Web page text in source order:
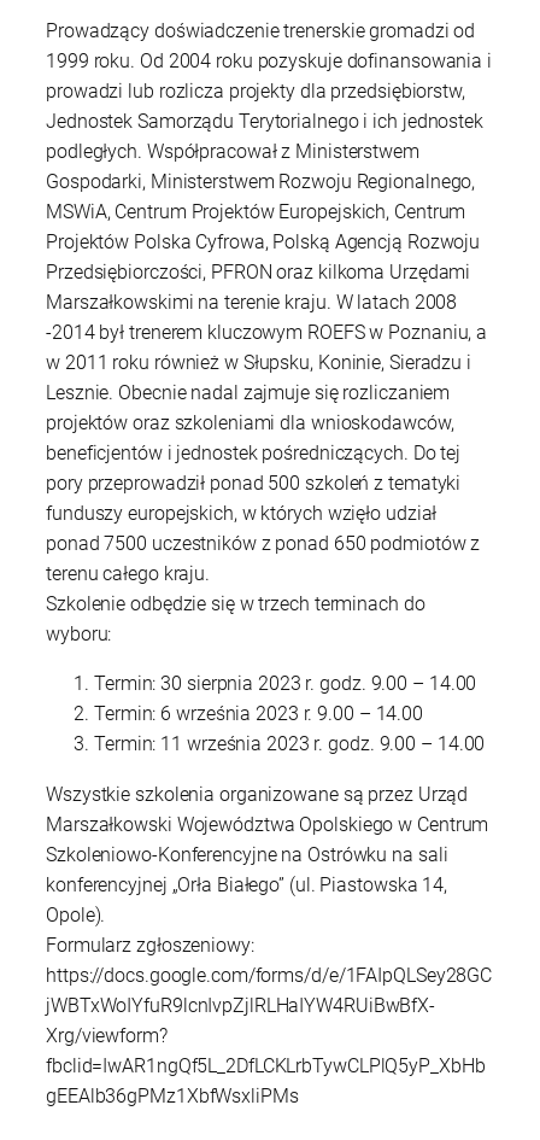
Prowadzący doświadczenie trenerskie gromadzi od
1999 roku. Od 2004 roku pozyskuje dofinansowania i
prowadzi lub rozlicza projekty dla przedsiębiorstw,
Jednostek Samorządu Terytorialnego i ich jednostek
podległych. Współpracował z Ministerstwem
Gospodarki, Ministerstwem Rozwoju Regionalnego,
MSWiA, Centrum Projektów Europejskich, Centrum
Projektów Polska Cyfrowa, Polską Agencją Rozwoju
Przedsiębiorczości, PFRON oraz kilkoma Urzędami
Marszałkowskimi na terenie kraju. W latach 2008
-2014 był trenerem kluczowym ROEFS w Poznaniu, a
w 2011 roku również w Słupsku, Koninie, Sieradzu i
Lesznie. Obecnie nadal zajmuje się rozliczaniem
projektów oraz szkoleniami dla wnioskodawców,
beneficjentów i jednostek pośredniczących. Do tej
pory przeprowadził ponad 500 szkoleń z tematyki
funduszy europejskich, w których wzięło udział
ponad 7500 uczestników z ponad 650 podmiotów z
terenu całego kraju.
Szkolenie odbędzie się w trzech terminach do
wyboru:
Termin: 30 sierpnia 2023 r. godz. 9.00 – 14.00
Termin: 6 września 2023 r. 9.00 – 14.00
Termin: 11 września 2023 r. godz. 9.00 – 14.00
Wszystkie szkolenia organizowane są przez Urząd
Marszałkowski Województwa Opolskiego w Centrum
Szkoleniowo-Konferencyjne na Ostrówku na sali
konferencyjnej „Orła Białego” (ul. Piastowska 14,
Opole).
Formularz zgłoszeniowy:
https://docs.google.com/forms/d/e/1FAIpQLSey28GC
jWBTxWoIYfuR9lcnIvpZjlRLHaIYW4RUiBwBfX-
Xrg/viewform?
fbclid=IwAR1ngQf5L_2DfLCKLrbTywCLPlQ5yP_XbHb
gEEAlb36gPMz1XbfWsxliPMs